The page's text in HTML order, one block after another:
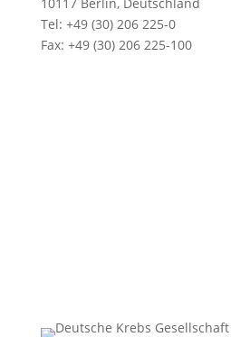
Tel: +49 (30) 206 225-0
Fax: +49 (30) 206 225-100